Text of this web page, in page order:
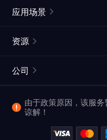
静态住宅代理
网页抓取 API
视频下载 API
ISP代理
ProxySite
应用场景
市场研究
爬行和索引
查看全部使用场景
资源
常见问题解答
位置
公司
企业服务
反洗钱合规计划
由于政策原因，该服
谅解！